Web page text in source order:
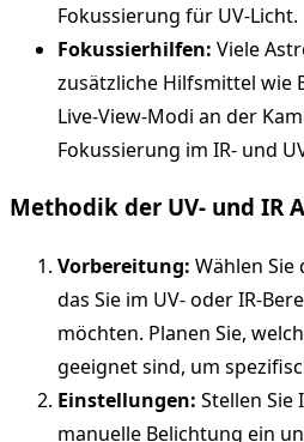
Fokussierung für UV-Licht.
Fokussierhilfen: Viele
zusätzliche Hilfsmittel wie
Live-View-Modi an der
Fokussierung im IR- und
Methodik der UV- und IR
Vorbereitung: Wählen
das Sie im UV- oder IR-
möchten. Planen Sie,
geeignet sind, um
Einstellungen: Stellen Sie
manuelle Belichtung ein